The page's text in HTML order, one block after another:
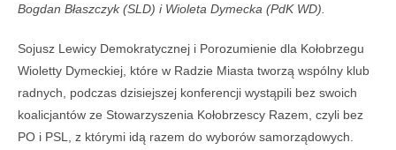
Bogdan Błaszczyk (SLD) i Wioleta Dymecka (PdK WD).
Sojusz Lewicy Demokratycznej i Porozumienie dla Kołobrzegu
Wioletty Dymeckiej, które w Radzie Miasta tworzą wspólny klub
radnych, podczas dzisiejszej konferencji wystąpili bez swoich
koalicjantów ze Stowarzyszenia Kołobrzescy Razem, czyli bez
PO i PSL, z którymi idą razem do wyborów samorządowych.